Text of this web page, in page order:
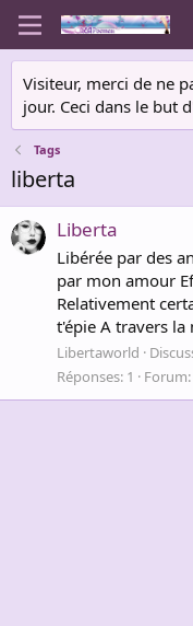
Visiteur, merci de ne
jour. Ceci dans le but
Tags
liberta
Liberta
Libérée par des
par mon amour
Relativement
t'épie A travers
Libertaworld
Réponses: 1 Forum: